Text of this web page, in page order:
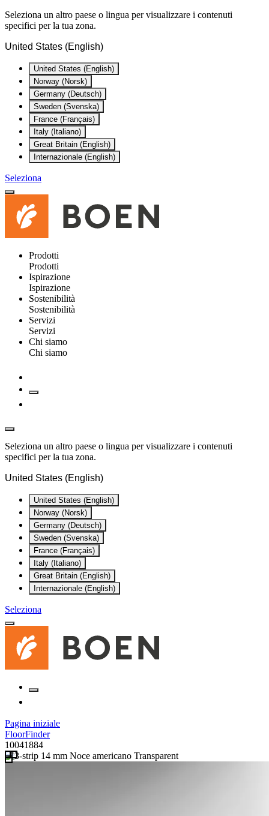
Seleziona un altro paese o lingua per visualizzare i contenuti
specifici per la tua zona.
United States (English)
United States (English)
Norway (Norsk)
Germany (Deutsch)
Sweden (Svenska)
France (Français)
Italy (Italiano)
Great Britain (English)
Internazionale (English)
Seleziona
Prodotti
Prodotti
Ispirazione
Ispirazione
Sostenibilità
Sostenibilità
Servizi
Servizi
Chi siamo
Chi siamo
Seleziona un altro paese o lingua per visualizzare i contenuti
specifici per la tua zona.
United States (English)
United States (English)
Norway (Norsk)
Germany (Deutsch)
Sweden (Svenska)
France (Français)
Italy (Italiano)
Great Britain (English)
Internazionale (English)
Seleziona
Pagina iniziale
FloorFinder
10041884